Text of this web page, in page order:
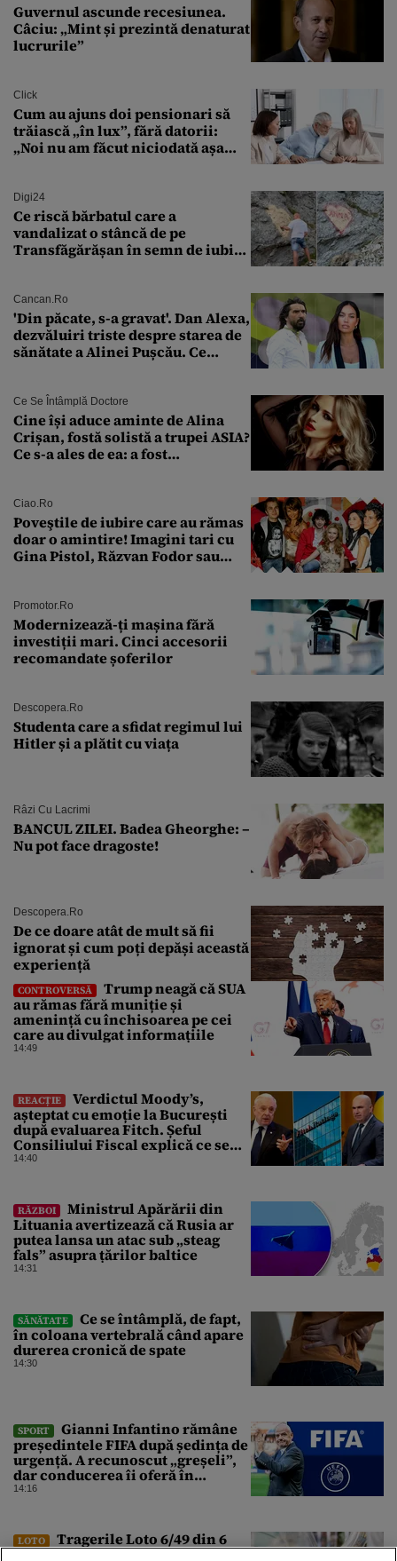
Guvernul ascunde recesiunea.
Câciu: „Mint și prezintă denaturat
lucrurile”
Click
Cum au ajuns doi pensionari să
trăiască „în lux”, fără datorii:
„Noi nu am făcut niciodată așa
Digi24
Ce riscă bărbatul care a
vandalizat o stâncă de pe
Transfăgărășan în semn de iubire
Cancan.ro
'Din păcate, s-a gravat'. Dan Alexa,
dezvăluiri triste despre starea de
sănătate a Alinei Pușcău. Ce
Ce Se Întâmplă Doctore
Cine își aduce aminte de Alina
Crișan, fostă solistă a trupei ASIA?
Ce s-a ales de ea: a fost
Ciao.ro
Poveştile de iubire care au rămas
doar o amintire! Imagini tari cu
Gina Pistol, Răzvan Fodor sau
Promotor.ro
Modernizează-ți mașina fără
investiții mari. Cinci accesorii
recomandate șoferilor
Descopera.ro
Studenta care a sfidat regimul lui
Hitler și a plătit cu viața
Râzi Cu Lacrimi
BANCUL ZILEI. Badea Gheorghe: –
Nu pot face dragoste!
Descopera.ro
De ce doare atât de mult să fii
ignorat și cum poți depăși această
experiență
CONTROVERSĂ
Trump neagă că SUA
au rămas fără muniție și
amenință cu închisoarea pe cei
care au divulgat informațiile
14:49
REACȚIE
Verdictul Moody’s,
așteptat cu emoție la București
după evaluarea Fitch. Șeful
Consiliului Fiscal explică ce se
poate întâmpla cu ratingul
14:40
RĂZBOI
Ministrul Apărării din
Lituania avertizează că Rusia ar
putea lansa un atac sub „steag
fals” asupra țărilor baltice
14:31
SĂNĂTATE
Ce se întâmplă, de fapt,
în coloana vertebrală când apare
durerea cronică de spate
14:30
SPORT
Gianni Infantino rămâne
președintele FIFA după ședința de
urgență. A recunoscut „greșeli”,
dar conducerea îi oferă în
continuare sprijin
14:16
LOTO
Tragerile Loto 6/49 din 6
august 2026. Report de peste 9,34